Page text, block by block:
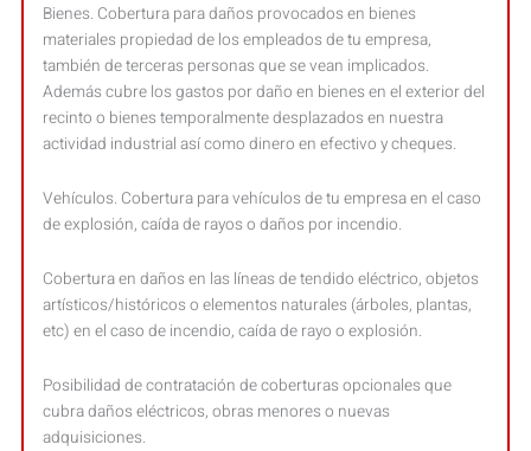
Bienes. Cobertura para daños provocados en bienes
materiales propiedad de los empleados de tu empresa,
también de terceras personas que se vean implicados.
Además cubre los gastos por daño en bienes en el exterior del
recinto o bienes temporalmente desplazados en nuestra
actividad industrial así como dinero en efectivo y cheques.
Vehículos. Cobertura para vehículos de tu empresa en el caso
de explosión, caída de rayos o daños por incendio.
Cobertura en daños en las líneas de tendido eléctrico, objetos
artísticos/históricos o elementos naturales (árboles, plantas,
etc) en el caso de incendio, caída de rayo o explosión.
Posibilidad de contratación de coberturas opcionales que
cubra daños eléctricos, obras menores o nuevas
adquisiciones.